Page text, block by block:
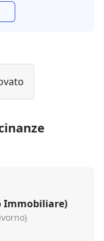
Immobiliare)